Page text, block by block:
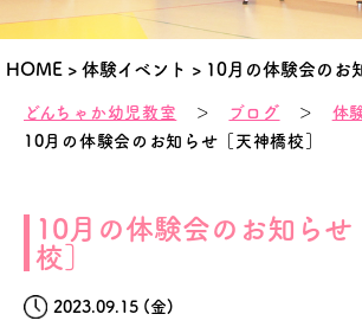
HOME > 体験イベント > 10月の体験会のお
どんちゃか幼児教室 ＞ ブログ ＞ 体
10月の体験会のお知らせ［天神橋校］
10月の体験会のお知らせ
校］
2023.09.15 (金)